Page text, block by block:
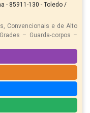
- 85911-130 - Toledo /
Convencionais e de Alto
– Guarda-corpos –